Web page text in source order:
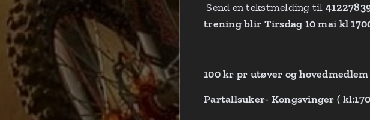
Send en tekstmelding til
trening blir Tirsdag 10 mai kl
100 kr pr utøver og
Partallsuker- Kongsvinger (